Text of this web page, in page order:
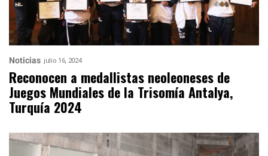
Noticias julio 16, 2024
Reconocen a medallistas neoleoneses de
Juegos Mundiales de la Trisomía Antalya,
Turquía 2024